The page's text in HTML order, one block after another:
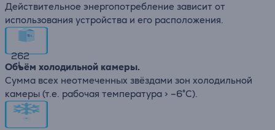
Действительное энергопотребление зависит от
использования устройства и его расположения.
262
L
Объём холодильной камеры.
Сумма всех неотмеченных звёздами зон холодильной
камеры (т.е. рабочая температура > –6°C).